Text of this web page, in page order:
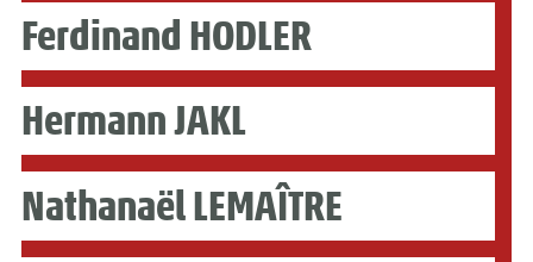
Ferdinand HODLER
Hermann JAKL
Nathanaël LEMAÎTRE